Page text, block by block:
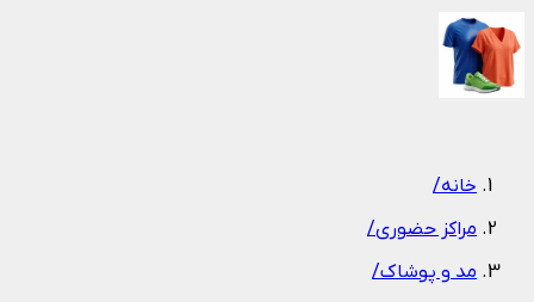
خانه/
مراکز حضوری/
مد و پوشاک/